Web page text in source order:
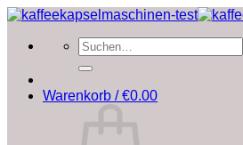
Zum
springen
Suchen
nach:
Warenkorb /€0.00